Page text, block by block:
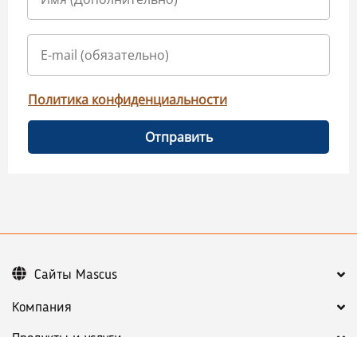
Политика конфиденциальности
Отправить
Компания
Сайты Mascus